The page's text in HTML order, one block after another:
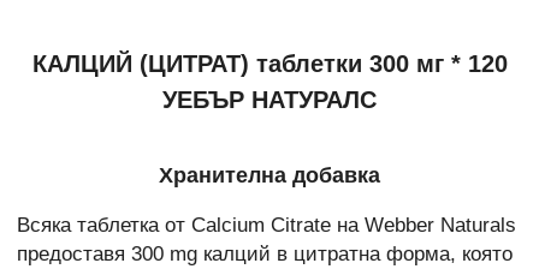
КАЛЦИЙ (ЦИТРАТ) таблетки 300 мг * 120
УЕБЪР НАТУРАЛС
Хранителна добавка
Всяка таблетка от Calcium Citrate на Webber Naturals
предоставя 300 mg калций в цитратна форма, която